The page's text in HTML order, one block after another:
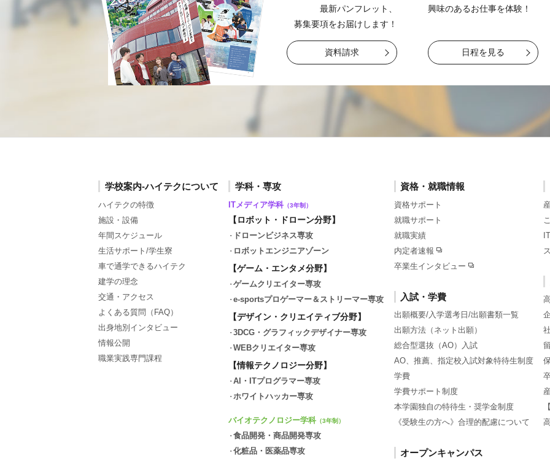
最新パンフレット、
募集要項をお届け します！
資料請求
興味のあるお仕事を体験！
日程を見る
学校案内-ハイテクについて
ハイテクの特徴
施設・設備
年間スケジュール
生活サポート/学生寮
車で通学できるハイテク
建学の理念
交通・アクセス
よくある質問（FAQ）
出身地別インタビュー
情報公開
職業実践専門課程
学科・専攻
ITメディア学科 （3年制）
【ロボット・ドローン分野】
ドローンビジネス専攻
ロボットエンジニアゾーン
【ゲーム・エンタメ分野】
ゲームクリエイター専攻
e-sportsプロゲーマー＆ストリーマー専攻
【デザイン・クリエイティブ分野】
3DCG・グラフィックデザイナー専攻
WEBクリエイター専攻
【情報テクノロジー分野】
AI・ITプログラマー専攻
ホワイトハッカー専攻
バイオテクノロジー学科 （3年制）
食品開発・商品開発専攻
化粧品・医薬品専攻
資格・就職情報
資格サポート
就職サポート
就職実績
内定者速報
卒業生インタビュー
入試・学費
出願概要/入学選考日/出願書類一覧
出願方法（ネット出願）
総合型選抜（AO）入試
AO、推薦、指定校入試対象特待生制度
学費
学費サポート制度
本学園独自の特待生・奨学金制度
《受験生の方へ》合理的配慮について
オープンキャンパス